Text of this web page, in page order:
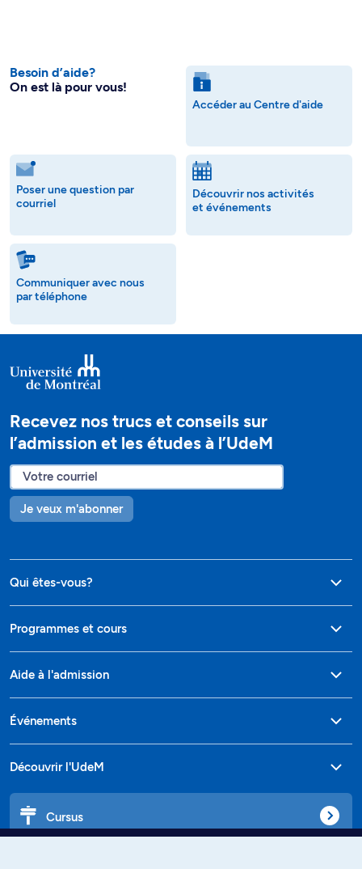
Besoin d’aide?
On est là pour vous!
Accéder au Centre d'aide
Poser une question par
courriel
Découvrir nos activités
et événements
Communiquer avec nous
par téléphone
Recevez nos trucs et conseils sur
l’admission et les études à l’UdeM
Je veux m'abonner
Qui êtes-vous?
Programmes et cours
Aide à l'admission
Événements
Découvrir l'UdeM
Cursus